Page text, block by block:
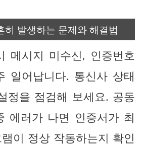
히 발생하는 문제와 해결법
메시지 미수신, 인증번호
일어납니다. 통신사 상태
정을 점검해 보세요. 공동
에러가 나면 인증서가 최
이 정상 작동하는지 확인